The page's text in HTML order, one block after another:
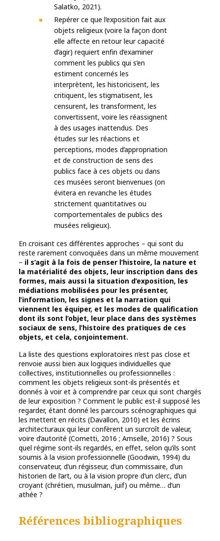
Salatko, 2021).
Repérer ce que l’exposition fait aux
objets religieux (voire la façon dont
elle affecte en retour leur capacité
d’agir) requiert enfin d’examiner
comment les publics qui s’en
estiment concernés les
interprètent, les historicisent, les
critiquent, les stigmatisent, les
censurent, les transforment, les
convertissent, voire les réassignent
à des usages inattendus. Des
études sur les réactions et
perceptions, modes d’appropriation
et de construction de sens des
publics face à ces objets ou dans
ces musées seront bienvenues (on
évitera en revanche les études
strictement quantitatives ou
comportementales de publics des
musées religieux).
En croisant ces différentes approches – qui sont du
reste rarement convoquées dans un même mouvement
– il s’agit à la fois de penser l’histoire, la nature et
la matérialité des objets, leur inscription dans des
formes, mais aussi la situation d’exposition, les
médiations mobilisées pour les présenter,
l’information, les signes et la narration qui
viennent les équiper, et les modes de qualification
dont ils sont l’objet, leur place dans des systèmes
sociaux de sens, l’histoire des pratiques de ces
objets, et cela, conjointement.
La liste des questions exploratoires n’est pas close et
renvoie aussi bien aux logiques individuelles que
collectives, institutionnelles ou professionnelles :
comment les objets religieux sont-ils présentés et
donnés à voir et à comprendre par ceux qui sont chargés
de leur exposition ? Comment le public est-il supposé les
regarder, étant donné les parcours scénographiques qui
les mettent en récits (Davallon, 2010) et les écrins
architecturaux qui leur confèrent un surcroît de valeur,
voire d’autorité (Cometti, 2016 ; Amselle, 2016) ? Sous
quel régime sont-ils regardés, en effet, selon qu’ils sont
soumis à la vision professionnelle (Goodwin, 1994) du
conservateur, d’un régisseur, d’un commissaire, d’un
historien de l’art, ou à la vision propre d’un clerc, d’un
croyant (chrétien, musulman, juif) ou même… d’un
athée ?
Références bibliographiques